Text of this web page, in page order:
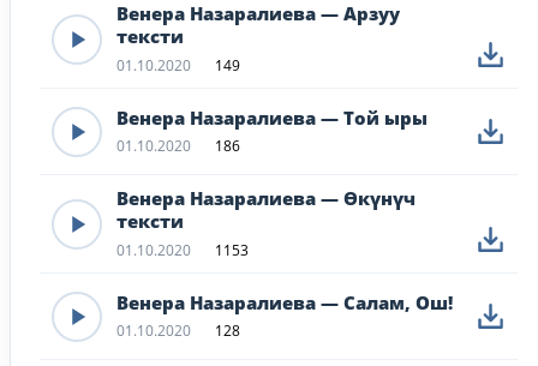
Венера Назаралиева — Арзуу
тексти
01.10.2020 149
Венера Назаралиева — Той ыры
01.10.2020 186
Венера Назаралиева — Өкүнүч
тексти
01.10.2020 1153
Венера Назаралиева — Салам, Ош!
01.10.2020 128